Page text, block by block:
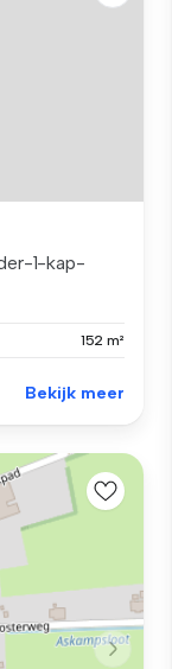
1-kap-
152 m²
Bekijk meer